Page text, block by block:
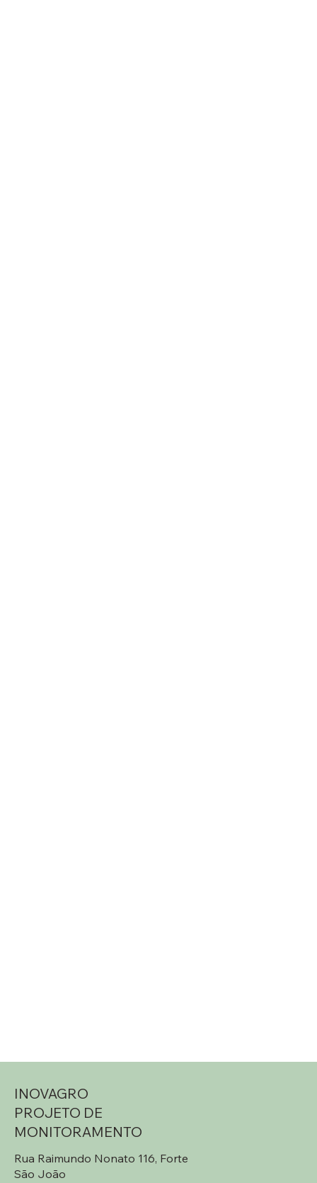
INOVAGRO
PROJETO DE
MONITORAMENTO
Rua Raimundo Nonato 116, Forte
São João